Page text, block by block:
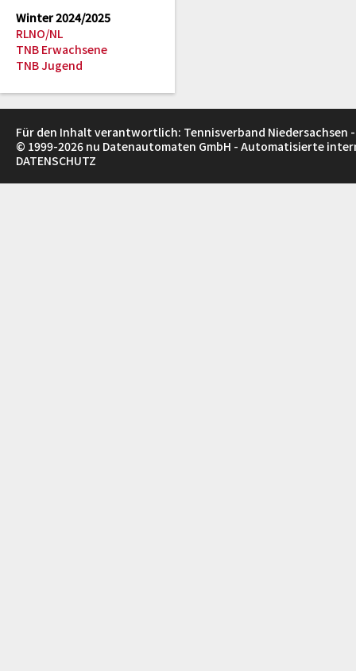
Winter 2024/2025
RLNO/NL
TNB Erwachsene
TNB Jugend
Für den Inhalt verantwortlich: Tennisverband Niedersachsen -
© 1999-2026 nu Datenautomaten GmbH - Automatisierte
DATENSCHUTZ